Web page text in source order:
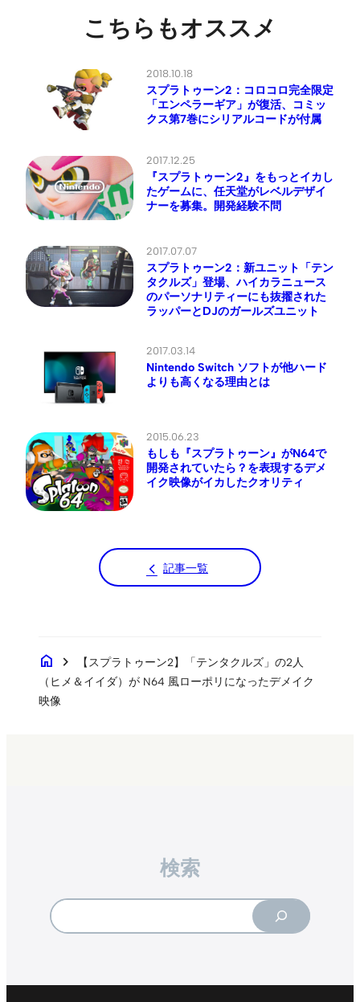
こちらもオススメ
2018.10.18
スプラトゥーン2：コロコロ完全限定
「エンペラーギア」が復活、コミッ
クス第7巻にシリアルコードが付属
2017.12.25
『スプラトゥーン2』をもっとイカし
たゲームに、任天堂がレベルデザイ
ナーを募集。開発経験不問
2017.07.07
スプラトゥーン2：新ユニット「テン
タクルズ」登場、ハイカラニュース
のパーソナリティーにも抜擢された
ラッパーとDJのガールズユニット
2017.03.14
Nintendo Switch ソフトが他ハード
よりも高くなる理由とは
2015.06.23
もしも『スプラトゥーン』がN64で
開発されていたら？を表現するデメ
イク映像がイカしたクオリティ
記事一覧
home chevron_right
【スプラトゥーン2】「テンタクルズ」の2人
（ヒメ＆イイダ）が N64 風ローポリになったデメイク
映像
検索